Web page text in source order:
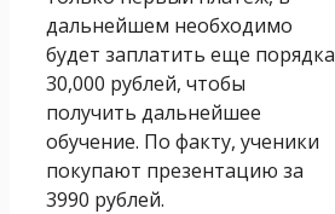
дальнейшем необходимо
будет заплатить еще порядка
30,000 рублей, чтобы
получить дальнейшее
обучение. По факту, ученики
покупают презентацию за
3990 рублей.